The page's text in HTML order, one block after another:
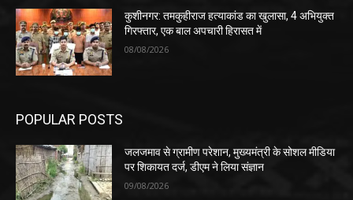
कुशीनगर: तमकुहीराज हत्याकांड का खुलासा, 4 अभियुक्त
गिरफ्तार, एक बाल अपचारी हिरासत में
08/08/2026
POPULAR POSTS
जलजमाव से ग्रामीण परेशान, मुख्यमंत्री के सोशल मीडिया
पर शिकायत दर्ज, डीएम ने लिया संज्ञान
09/08/2026